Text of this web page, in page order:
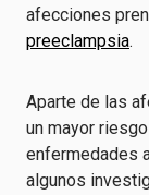
afecciones
preeclampsia.
Aparte de las
un mayor
enfermedades
algunos